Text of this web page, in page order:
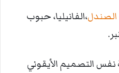
،الفانيليا، حبوب
التصميم الأيقوني